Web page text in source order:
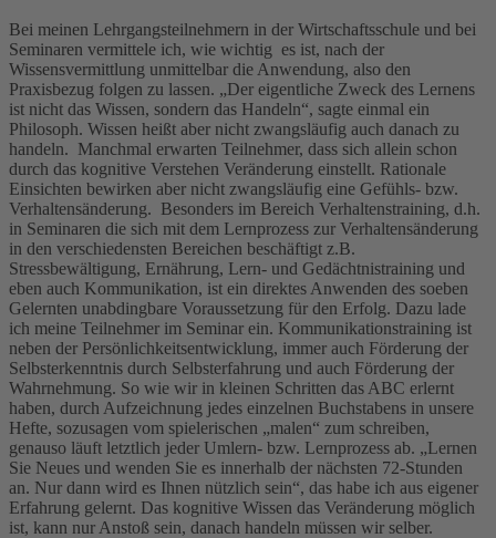
Bei meinen Lehrgangsteilnehmern in der Wirtschaftsschule und bei
Seminaren vermittele ich, wie wichtig es ist, nach der
Wissensvermittlung unmittelbar die Anwendung, also den
Praxisbezug folgen zu lassen. „Der eigentliche Zweck des Lernens
ist nicht das Wissen, sondern das Handeln“, sagte einmal ein
Philosoph. Wissen heißt aber nicht zwangsläufig auch danach zu
handeln. Manchmal erwarten Teilnehmer, dass sich allein schon
durch das kognitive Verstehen Veränderung einstellt. Rationale
Einsichten bewirken aber nicht zwangsläufig eine Gefühls- bzw.
Verhaltensänderung. Besonders im Bereich Verhaltenstraining, d.h.
in Seminaren die sich mit dem Lernprozess zur Verhaltensänderung
in den verschiedensten Bereichen beschäftigt z.B.
Stressbewältigung, Ernährung, Lern- und Gedächtnistraining und
eben auch Kommunikation, ist ein direktes Anwenden des soeben
Gelernten unabdingbare Voraussetzung für den Erfolg. Dazu lade
ich meine Teilnehmer im Seminar ein. Kommunikationstraining ist
neben der Persönlichkeitsentwicklung, immer auch Förderung der
Selbsterkenntnis durch Selbsterfahrung und auch Förderung der
Wahrnehmung. So wie wir in kleinen Schritten das ABC erlernt
haben, durch Aufzeichnung jedes einzelnen Buchstabens in unsere
Hefte, sozusagen vom spielerischen „malen“ zum schreiben,
genauso läuft letztlich jeder Umlern- bzw. Lernprozess ab. „Lernen
Sie Neues und wenden Sie es innerhalb der nächsten 72-Stunden
an. Nur dann wird es Ihnen nützlich sein“, das habe ich aus eigener
Erfahrung gelernt. Das kognitive Wissen das Veränderung möglich
ist, kann nur Anstoß sein, danach handeln müssen wir selber.